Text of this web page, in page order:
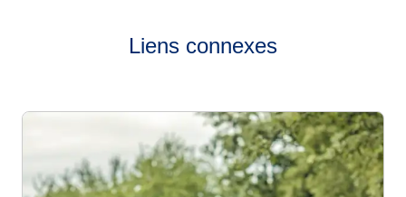
Liens connexes